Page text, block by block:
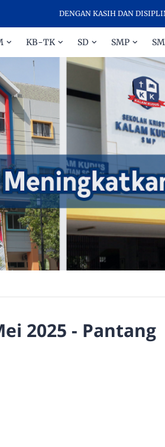
DENGAN KASIH DAN DISIPLIN
KB-TK SD SMP
2025 - Pantang